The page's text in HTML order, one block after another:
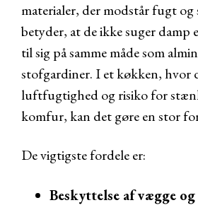
materialer, der modstår fugt og
betyder, at de ikke suger
til sig på samme måde som
stofgardiner. I et køkken, hvor
luftfugtighed og risiko for
komfur, kan det gøre en stor
De vigtigste fordele er:
Beskyttelse af vægge